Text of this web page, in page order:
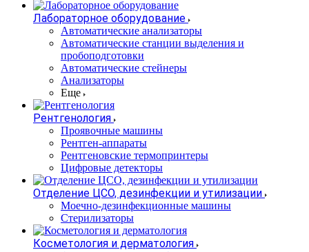
Лабораторное оборудование
Автоматические анализаторы
Автоматические станции выделения и
пробоподготовки
Автоматические стейнеры
Анализаторы
Еще
Рентгенология
Проявочные машины
Рентген-аппараты
Рентгеновские термопринтеры
Цифровые детекторы
Отделение ЦСО, дезинфекции и утилизации
Моечно-дезинфекционные машины
Стерилизаторы
Косметология и дерматология